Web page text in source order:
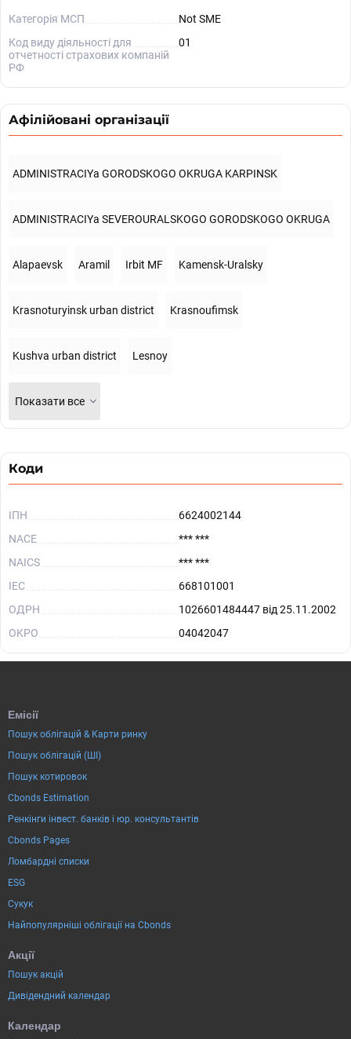
Категорія МСП
Not SME
Код виду діяльності для
отчетності страхових компаній
РФ
01
Афілійовані організації
ADMINISTRACIYa GORODSKOGO OKRUGA KARPINSK
ADMINISTRACIYa SEVEROURALSKOGO GORODSKOGO OKRUGA
Alapaevsk Aramil Irbit MF Kamensk-Uralsky
Krasnoturyinsk urban district Krasnoufimsk
Kushva urban district Lesnoy
Показати все
Коди
ІПН
6624002144
NACE
*** ***
NAICS
*** ***
IEC
668101001
ОДРН
1026601484447 від 25.11.2002
OKPO
04042047
Емісії
Пошук облігацій & Карти ринку
Пошук облігацій (ШІ)
Пошук котировок
Cbonds Estimation
Ренкінги інвест. банків і юр. консультантів
Cbonds Pages
Ломбардні списки
ESG
Сукук
Найпопулярніші облігації на Cbonds
Акції
Пошук акцій
Дивідендний календар
Календар